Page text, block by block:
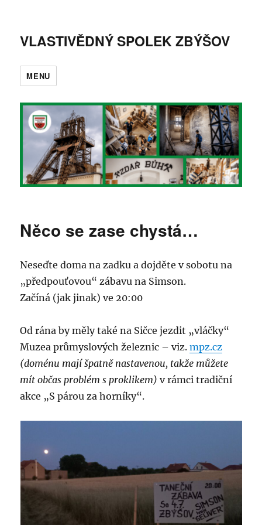
VLASTIVĚDNÝ SPOLEK ZBÝŠOV
MENU
Něco se zase chystá…
Neseďte doma na zadku a dojděte v sobotu na
„předpouťovou“ zábavu na Simson.
Začíná (jak jinak) ve 20:00
Od rána by měly také na Sičce jezdit „vláčky“
Muzea průmyslových železnic – viz.mpz.cz
(doménu mají špatně nastavenou, takže můžete
mít občas problém s proklikem)v rámci tradiční
akce „S párou za horníky“.